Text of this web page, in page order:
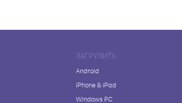
ЗАГРУЗИТЬ
Android
iPhone & iPad
Windows PC